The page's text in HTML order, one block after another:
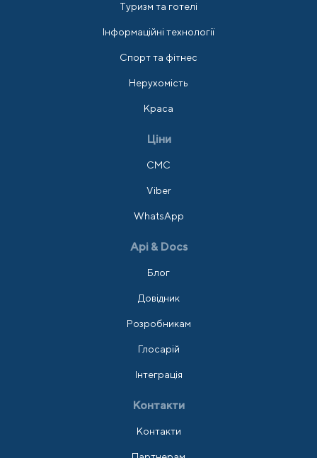
Туризм та готелі
Інформаційні технології
Спорт та фітнес
Нерухомість
Краса
Ціни
СМС
Viber
WhatsApp
Api & Docs
Блог
Довідник
Розробникам
Глосарій
Інтеграція
Контакти
Контакти